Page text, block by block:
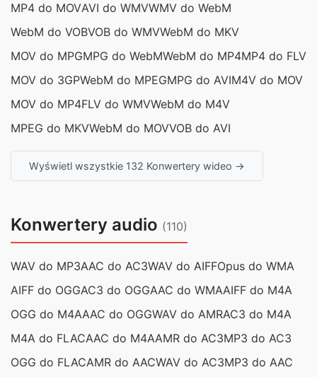
MP4 do MOVAVI do WMVWMV do WebM
WebM do VOBVOB do WMVWebM do MKV
MOV do MPGMPG do WebMWebM do MP4MP4 do FLV
MOV do 3GPWebM do MPEGMPG do AVIM4V do MOV
MOV do MP4FLV do WMVWebM do M4V
MPEG do MKVWebM do MOVVOB do AVI
Wyświetl wszystkie 132 Konwertery wideo →
Konwertery audio (110)
WAV do MP3AAC do AC3WAV do AIFFOpus do WMA
AIFF do OGGAC3 do OGGAAC do WMAAIFF do M4A
OGG do M4AAAC do OGGWAV do AMRAC3 do M4A
M4A do FLACAAC do M4AAMR do AC3MP3 do AC3
OGG do FLACAMR do AACWAV do AC3MP3 do AAC